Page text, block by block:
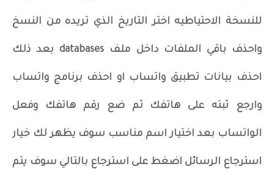
للنسخة الاحتياطيه اختر التاريخ الذي تريده من النسخ
واحذف باقي الملفات داخل ملف databases بعد ذلك
احذف بيانات تطبيق واتساب او احذف برنامج واتساب
وارجع ثبته على هاتفك ثم ضع رقم هاتفك وفعل
الواتساب بعد اختيار اسم مناسب سوف يظهر لك خيار
استرجاع الرسائل اضغط على استرجاع بالتالي سوف يتم